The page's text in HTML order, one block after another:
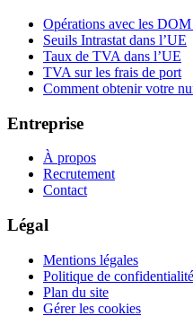
Opérations avec les
Seuils Intrastat dans l’UE
Taux de TVA dans l’UE
TVA sur les frais de port
Comment obtenir votre
Entreprise
À propos
Recrutement
Contact
Légal
Mentions légales
Politique de confidentialité
Plan du site
Gérer les cookies